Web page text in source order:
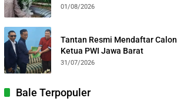
Kesehatan Gratis dan Dialog
01/08/2026
Tantan Resmi Mendaftar Calon
Ketua PWI Jawa Barat
31/07/2026
Bale Terpopuler